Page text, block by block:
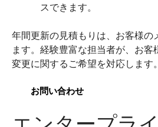
スできます。
年間更新の見積もりは、お客様の
ます。経験豊富な担当者が、お客
変更に関するご希望を対応します。
お問い合わせ